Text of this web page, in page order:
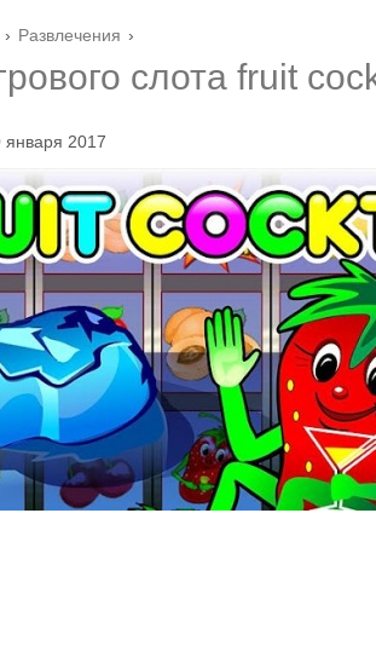
› Развлечения ›
слота fruit
января 2017